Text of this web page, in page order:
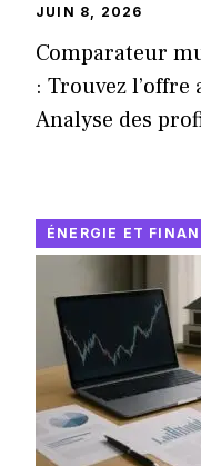
JUIN 8, 2026
Comparateur
: Trouvez
Analyse des
ÉNERGIE ET